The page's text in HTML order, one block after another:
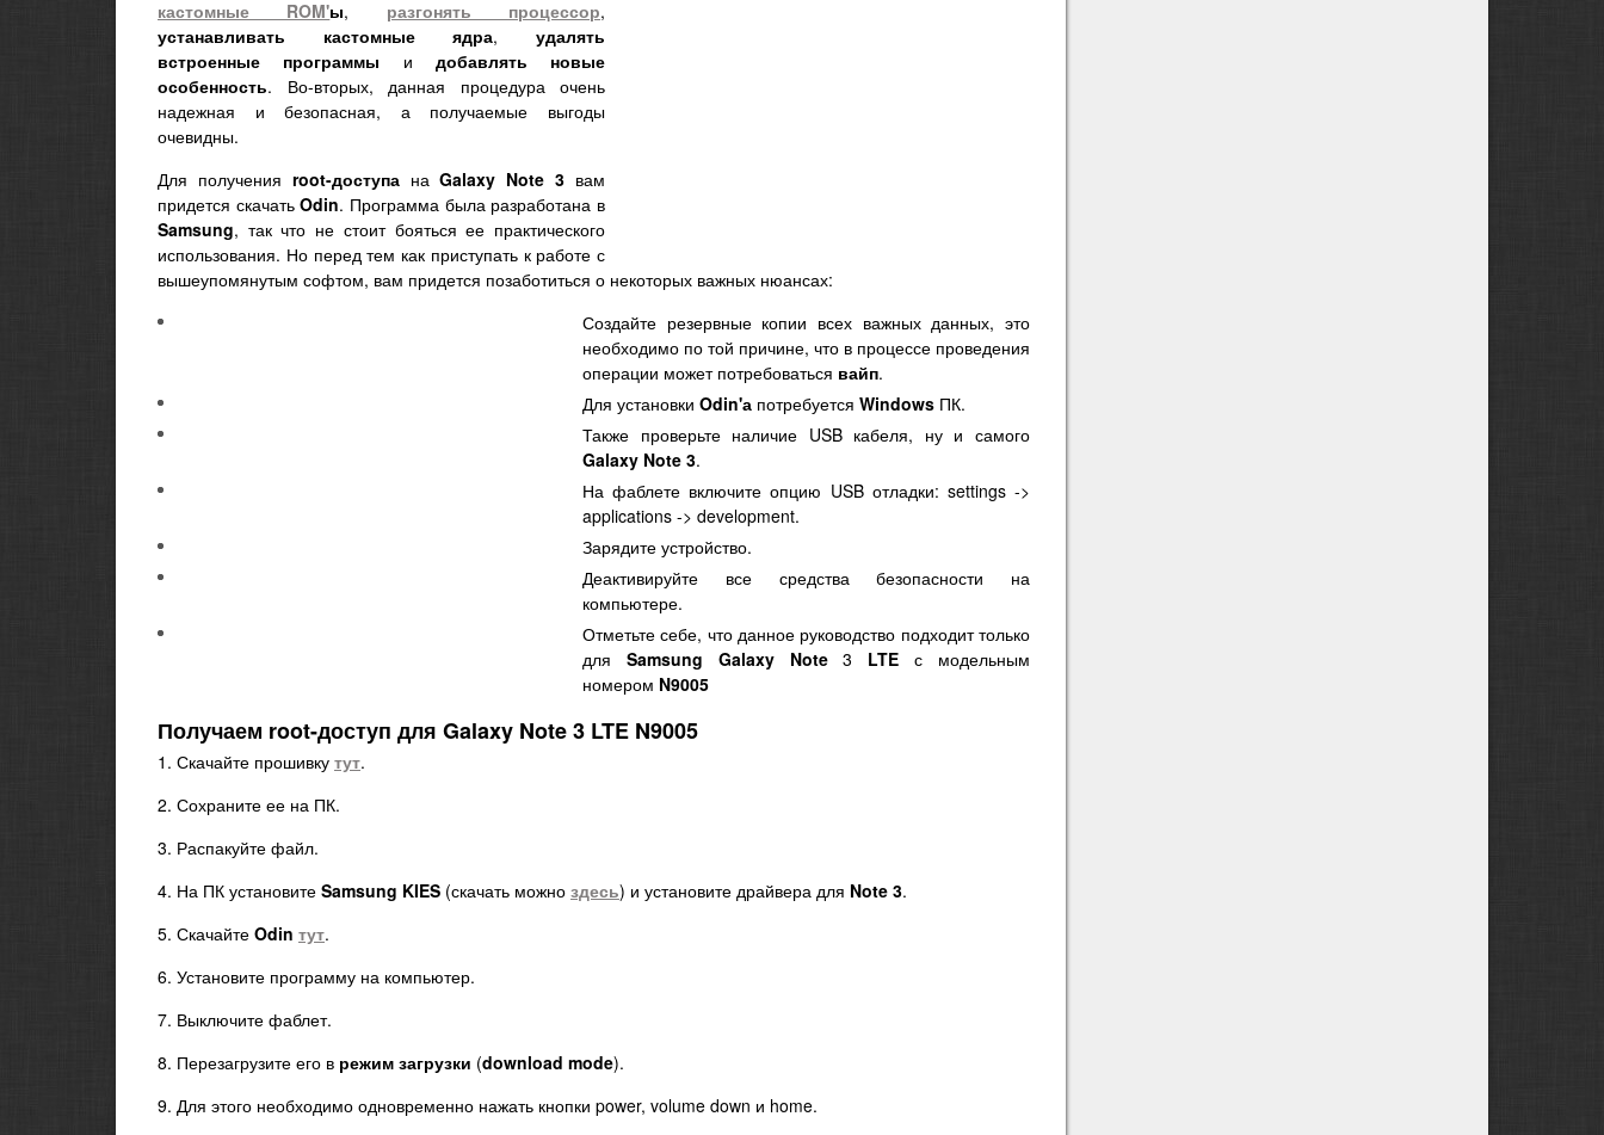
кастомные ROM'ы, разгонять процессор,
устанавливать кастомные
ядра,удалять
встроенные программы и добавлять новые
особенность. Во-вторых, данная процедура очень
надежная и безопасная, а получаемые выгоды
очевидны.
Для получения root-доступанаGalaxy Note 3 вам
придется скачатьOdin. Программа была разработана в
Samsung, так что не стоит бояться ее практического
использования. Но перед тем как приступать к работе с
вышеупомянутым софтом, вам придется позаботиться о некоторых важных нюансах:
Создайте резервные копии всех важных данных, это
необходимо по той причине, что в процессе проведения
операции может потребоваться вайп.
Для установки Odin'а потребуется Windows ПК.
Также проверьте наличие USB кабеля, ну и самого
Galaxy Note 3.
На фаблете включите опцию USB отладки: settings ->
applications -> development.
Зарядите устройство.
Деактивируйте все средства безопасности на
компьютере.
Отметьте себе, что данное руководство подходит только
для Samsung Galaxy Note3 LTE с модельным
номером N9005
Получаем root-доступ для Galaxy Note 3 LTE N9005
1. Скачайте прошивку тут.
2. Сохраните ее на ПК.
3. Распакуйте файл.
4. На ПК установите Samsung KIES (скачать можно здесь) и установите драйвера для Note 3.
5. Скачайте Odin тут.
6. Установите программу на компьютер.
7. Выключите фаблет.
8. Перезагрузите его в режим загрузки (download mode).
9. Для этого необходимо одновременно нажать кнопки power, volume down и home.